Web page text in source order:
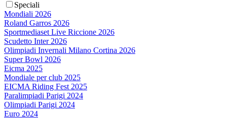
Speciali
Mondiali 2026
Roland Garros 2026
Sportmediaset Live Riccione 2026
Scudetto Inter 2026
Olimpiadi Invernali Milano Cortina 2026
Super Bowl 2026
Eicma 2025
Mondiale per club 2025
EICMA Riding Fest 2025
Paralimpiadi Parigi 2024
Olimpiadi Parigi 2024
Euro 2024